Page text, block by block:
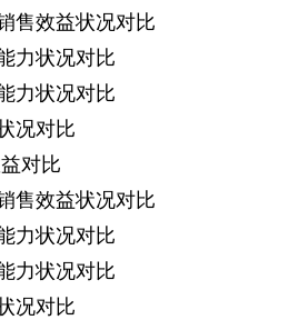
售效益状况对比
力状况对比
力状况对比
况对比
对比
售效益状况对比
力状况对比
力状况对比
况对比